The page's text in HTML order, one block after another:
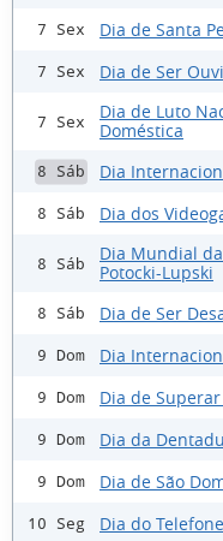
7 Sex Dia de Santa
7 Sex Dia de Ser
7 Sex
Dia de Luto
Doméstica
8 Sáb Dia
8 Sáb Dia dos
8 Sáb
Dia Mundial
Potocki-Lupski
8 Sáb Dia de Ser
9 Dom Dia
9 Dom Dia de
9 Dom Dia da
9 Dom Dia de São
10 Seg Dia do Telefone